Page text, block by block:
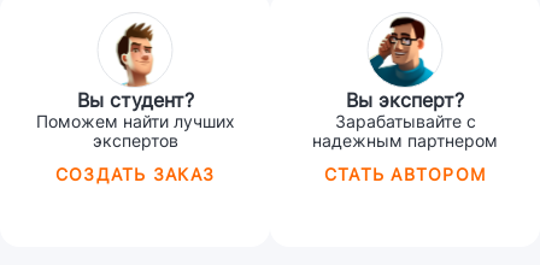
Вы студент?
Поможем найти лучших
экспертов
СОЗДАТЬ ЗАКАЗ
Вы эксперт?
Зарабатывайте с
надежным партнером
СТАТЬ АВТОРОМ